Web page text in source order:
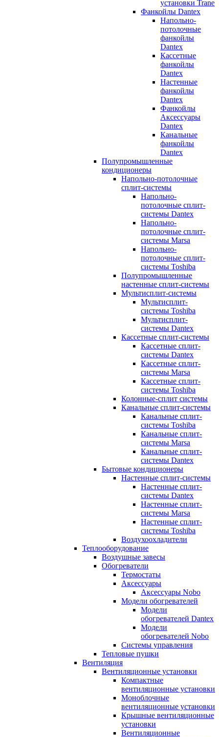
установки Trane
Фанкойлы Dantex
Напольно-
потолочные
фанкойлы
Dantex
Кассетные
фанкойлы
Dantex
Настенные
фанкойлы
Dantex
Фанкойлы
Аксессуары
Dantex
Канальные
фанкойлы
Dantex
Полупромышленные
кондиционеры
Напольно-потолочные
сплит-системы
Напольно-
потолочные сплит-
системы Dantex
Напольно-
потолочные сплит-
системы Marsa
Напольно-
потолочные сплит-
системы Toshiba
Полупромышленные
настенные сплит-системы
Мультисплит-системы
Мультисплит-
системы Toshiba
Мультисплит-
системы Dantex
Кассетные сплит-системы
Кассетные сплит-
системы Dantex
Кассетные сплит-
системы Marsa
Кассетные сплит-
системы Toshiba
Колонные-сплит системы
Канальные сплит-системы
Канальные сплит-
системы Toshiba
Канальные сплит-
системы Marsa
Канальные сплит-
системы Dantex
Бытовые кондиционеры
Настенные сплит-системы
Настенные сплит-
системы Dantex
Настенные сплит-
системы Marsa
Настенные сплит-
системы Toshiba
Воздухоохладители
Теплооборудование
Воздушные завесы
Обогреватели
Термостаты
Аксессуары
Аксессуары Nobo
Модели обогревателей
Модели
обогревателей Dantex
Модели
обогревателей Nobo
Системы управления
Тепловые пушки
Вентиляция
Вентиляционные установки
Компактные
вентиляционные установки
Моноблочные
вентиляционные установки
Крышные вентиляционные
установки
Вентиляционные